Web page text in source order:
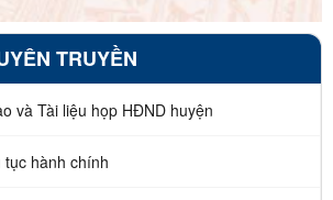
TRUYỀN
và Tài liệu họp HĐND huyện
tục hành chính